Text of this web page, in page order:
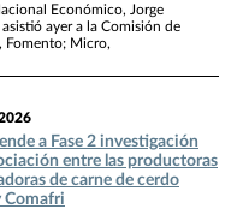
Económico, Jorge
ayer a la Comisión de
Fomento; Micro,
a Fase 2 investigación
entre las productoras
de carne de cerdo
Comafri